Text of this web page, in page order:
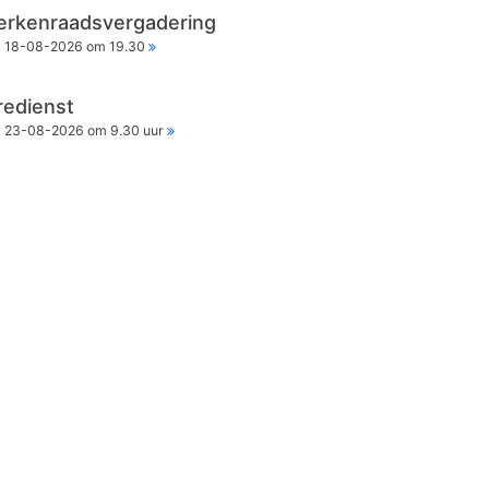
18-08-2026 om 19.30
23-08-2026 om 9.30 uur